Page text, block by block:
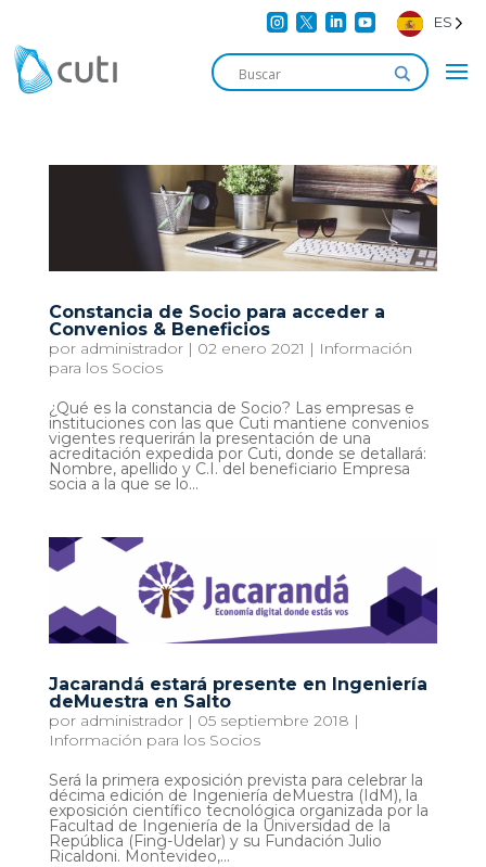
    ES
Constancia de Socio para acceder a
Convenios & Beneficios
por administrador| 02 enero 2021 | Información
para los Socios
¿Qué es la constancia de Socio? Las empresas e
instituciones con las que Cuti mantiene convenios
vigentes requerirán la presentación de una
acreditación expedida por Cuti, donde se detallará:
Nombre, apellido y C.I. del beneficiario Empresa
socia a la que se lo...
Jacarandá estará presente en Ingeniería
deMuestra en Salto
por administrador| 05 septiembre 2018 |
Información para los Socios
Será la primera exposición prevista para celebrar la
décima edición de Ingeniería deMuestra (IdM), la
exposición científico tecnológica organizada por la
Facultad de Ingeniería de la Universidad de la
República (Fing-Udelar) y su Fundación Julio
Ricaldoni. Montevideo,...